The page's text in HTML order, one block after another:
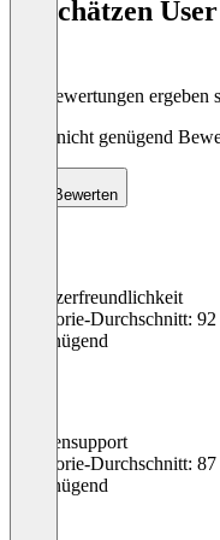
So schätzen
Die Bewertungen
Noch nicht genügend
Bewerten
Benutzerfreundlichkeit
Kategorie-Durchschnitt:
Ungenügend
Kundensupport
Kategorie-Durchschnitt:
Ungenügend